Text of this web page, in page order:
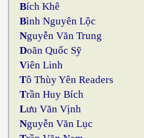
Bích Khê
Bình Nguyên Lộc
Nguyễn Văn Trung
Doãn Quốc Sỹ
Viên Linh
Tô Thùy Yên Readers
Trần Huy Bích
Lưu Văn Vịnh
Nguyễn Văn Lục